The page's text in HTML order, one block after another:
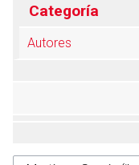
Categoría
Autores